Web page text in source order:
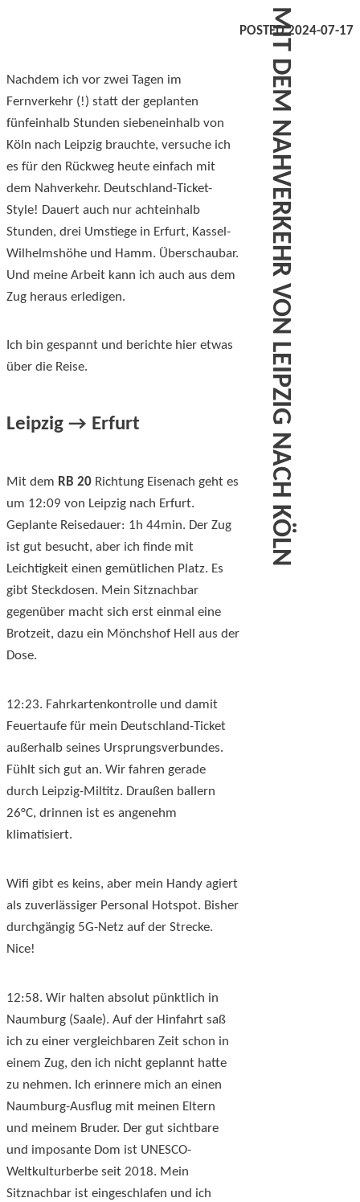
MIT DEM NAHVERKEHR VON LEIPZIG NACH KÖLN
POSTED 2024-07-17
Nachdem ich vor zwei Tagen im
Fernverkehr (!) statt der geplanten
fünfeinhalb Stunden siebeneinhalb von
Köln nach Leipzig brauchte, versuche ich
es für den Rückweg heute einfach mit
dem Nahverkehr. Deutschland-Ticket-
Style! Dauert auch nur achteinhalb
Stunden, drei Umstiege in Erfurt, Kassel-
Wilhelmshöhe und Hamm. Überschaubar.
Und meine Arbeit kann ich auch aus dem
Zug heraus erledigen.
Ich bin gespannt und berichte hier etwas
über die Reise.
Leipzig → Erfurt
Mit dem RB 20 Richtung Eisenach geht es
um 12:09 von Leipzig nach Erfurt.
Geplante Reisedauer: 1h 44min. Der Zug
ist gut besucht, aber ich finde mit
Leichtigkeit einen gemütlichen Platz. Es
gibt Steckdosen. Mein Sitznachbar
gegenüber macht sich erst einmal eine
Brotzeit, dazu ein Mönchshof Hell aus der
Dose.
12:23. Fahrkartenkontrolle und damit
Feuertaufe für mein Deutschland-Ticket
außerhalb seines Ursprungsverbundes.
Fühlt sich gut an. Wir fahren gerade
durch Leipzig-Miltitz. Draußen ballern
26°C, drinnen ist es angenehm
klimatisiert.
Wifi gibt es keins, aber mein Handy agiert
als zuverlässiger Personal Hotspot. Bisher
durchgängig 5G-Netz auf der Strecke.
Nice!
12:58. Wir halten absolut pünktlich in
Naumburg (Saale). Auf der Hinfahrt saß
ich zu einer vergleichbaren Zeit schon in
einem Zug, den ich nicht geplannt hatte
zu nehmen. Ich erinnere mich an einen
Naumburg-Ausflug mit meinen Eltern
und meinem Bruder. Der gut sichtbare
und imposante Dom ist UNESCO-
Weltkulturberbe seit 2018. Mein
Sitznachbar ist eingeschlafen und ich